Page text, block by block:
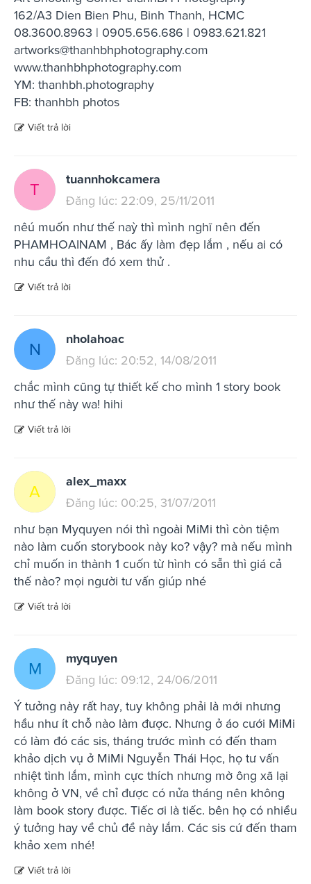
162/A3 Dien Bien Phu, Binh Thanh, HCMC
08.3600.8963 | 0905.656.686 | 0983.621.821
artworks@thanhbhphotography.com
www.thanhbhphotography.com
YM: thanhbh.photography
FB: thanhbh photos
Viết trả lời
T
tuannhokcamera
Đăng lúc: 22:09, 25/11/2011
nêú muốn như thế naỳ thì mình nghĩ nên đến
PHAMHOAINAM , Bác ấy làm đẹp lắm , nếu ai có
nhu cầu thì đến đó xem thử .
Viết trả lời
N
nholahoac
Đăng lúc: 20:52, 14/08/2011
chắc mình cũng tự thiết kế cho mình 1 story book
như thế này wa! hihi
Viết trả lời
A
alex_maxx
Đăng lúc: 00:25, 31/07/2011
như bạn Myquyen nói thì ngoài MiMi thì còn tiệm
nào làm cuốn storybook này ko? vậy? mà nếu mình
chỉ muốn in thành 1 cuốn từ hình có sẵn thì giá cả
thế nào? mọi người tư vấn giúp nhé
Viết trả lời
M
myquyen
Đăng lúc: 09:12, 24/06/2011
Ý tưởng này rất hay, tuy không phải là mới nhưng
hầu như ít chỗ nào làm được. Nhưng ở áo cưới MiMi
có làm đó các sis, tháng trước mình có đến tham
khảo dịch vụ ở MiMi Nguyễn Thái Học, họ tư vấn
nhiệt tình lắm, mình cực thích nhưng mờ ông xã lại
không ở VN, về chỉ được có nửa tháng nên không
làm book story được. Tiếc ơi là tiếc. bên họ có nhiều
ý tưởng hay về chủ đề này lắm. Các sis cứ đến tham
khảo xem nhé!
Viết trả lời